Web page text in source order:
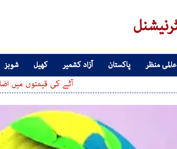
عالمی منظر پاکستان آزاد کشمیر کھیل شوبز
آٹے کی قیمتوں میں اضافہ، 20 کلو کا تھیلا مزید کتنا مہنگا ہوگیا؟